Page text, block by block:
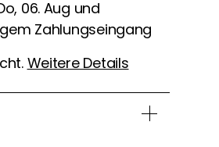
06. Aug und
Zahlungseingang
Weitere Details